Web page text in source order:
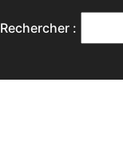
Rechercher :